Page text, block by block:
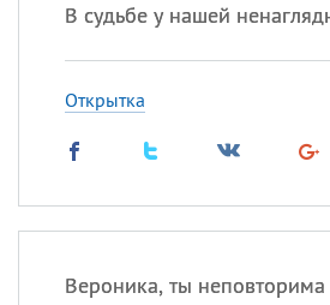
В судьбе у нашей
Открытка
Вероника, ты